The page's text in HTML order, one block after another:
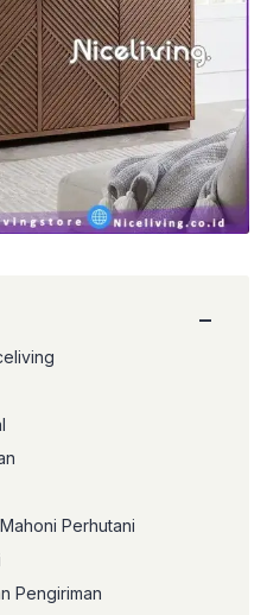
−
Perhutani
Pengiriman